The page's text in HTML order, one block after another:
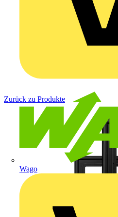
Wago
Zurück zu Produkte